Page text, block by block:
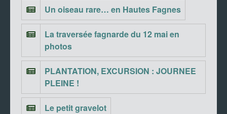
Un oiseau rare… en Hautes Fagnes
La traversée fagnarde du 12 mai en
photos
PLANTATION, EXCURSION : JOURNEE
PLEINE !
Le petit gravelot